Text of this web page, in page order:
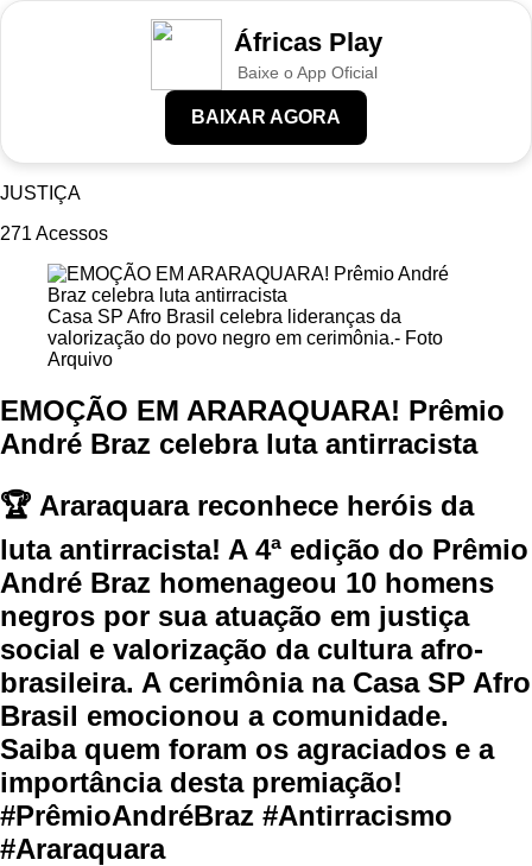
Áfricas Play
Baixe o App Oficial
BAIXAR AGORA
JUSTIÇA
271 Acessos
Casa SP Afro Brasil celebra lideranças da
valorização do povo negro em cerimônia.- Foto
Arquivo
EMOÇÃO EM ARARAQUARA! Prêmio
André Braz celebra luta antirracista
🏆 Araraquara reconhece heróis da
luta antirracista! A 4ª edição do Prêmio
André Braz homenageou 10 homens
negros por sua atuação em justiça
social e valorização da cultura afro-
brasileira. A cerimônia na Casa SP Afro
Brasil emocionou a comunidade.
Saiba quem foram os agraciados e a
importância desta premiação!
#PrêmioAndréBraz #Antirracismo
#Araraquara